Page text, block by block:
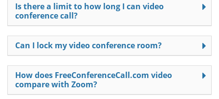
Is there a limit to how long I can video
conference call?
Can I lock my video conference room?
How does FreeConferenceCall.com video
compare with Zoom?